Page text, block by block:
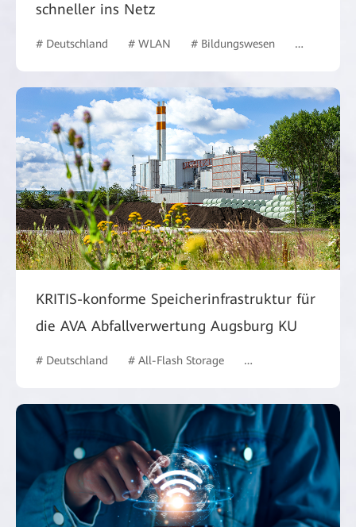
schneller ins Netz
# Deutschland # WLAN # Bildungswesen #
KRITIS-konforme Speicherinfrastruktur für
die AVA Abfallverwertung Augsburg KU
# Deutschland # All-Flash Storage # Behörden